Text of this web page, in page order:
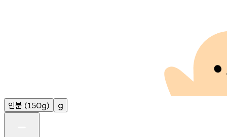
인분 (150g) g